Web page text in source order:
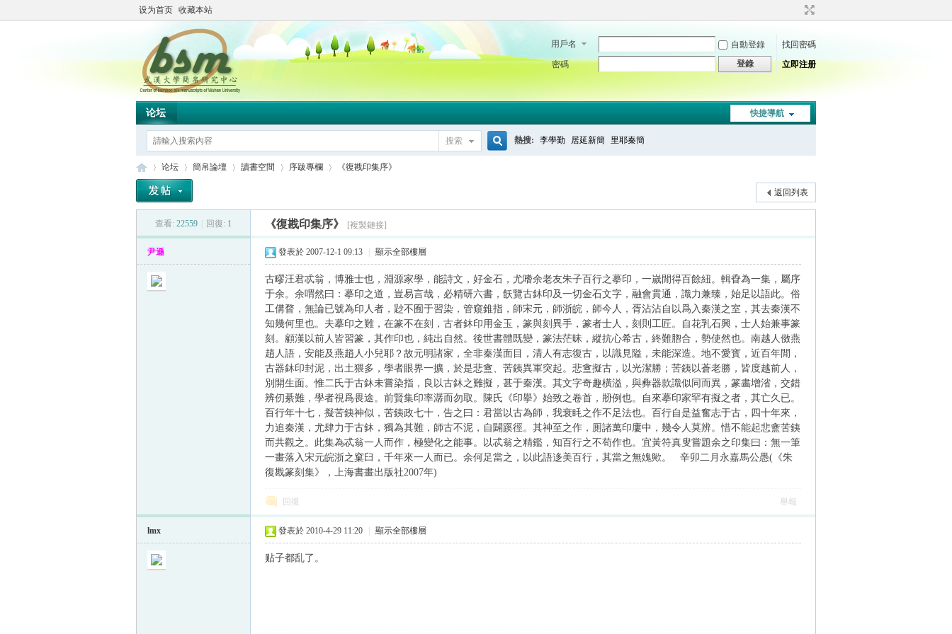
设为首页 收藏本站
用戶名 自動登錄
找回密碼
密碼
登錄 立即注册
快捷導航
论坛
搜索 熱搜: 李學勤 居延新簡 里耶秦簡
论坛
›
簡帛論壇
›
讀書空間
›
序跋專欄
›
《復戡印集序》
返回列表
查看: 22559 回復: 1 《復戡印集序》 [複製鏈接]
尹遜 發表於 2007-12-1 09:13 顯示全部樓層
古疁汪君忒翁，博雅士也，淵源家學，能詩文，好金石，尤嗜余老友朱子百行之摹印，一嵗閒得百餘紐。輯孴為一集，屬序
于余。余喟然曰：摹印之道，豈易言哉，必精研六書，飫覽古鈢印及一切金石文字，融會貫通，識力兼臻，始足以語此。俗
工傋瞀，無論已號為印人者，尟不囿于習染，管窺錐指，師宋元，師浙皖，師今人，胥沾沾自以爲入秦漢之室，其去秦漢不
知幾何里也。夫摹印之難，在篆不在刻，古者鈢印用金玉，篆與刻異手，篆者士人，刻則工匠。自花乳石興，士人始兼事篆
刻。顧漢以前人皆習篆，其作印也，純出自然。後世書體既變，篆法茫昧，縱抗心希古，終難脗合，勢使然也。南越人傚燕
趙人語，安能及燕趙人小兒耶？故元明諸家，全非秦漢面目，清人有志復古，以識見隘，未能深造。地不愛寳，近百年閒，
古器鈢印封泥，出土猥多，學者眼界一擴，於是悲盦、苦銕異軍突起。悲盦擬古，以光潔勝；苦銕以蒼老勝，皆度越前人，
別開生面。惟二氏于古鈢未嘗染指，良以古鈢之難擬，甚于秦漢。其文字奇趣橫溢，與彜器款識似同而異，篆畵增渻，交錯
辨仞綦難，學者視爲畏途。前賢集印率潺而勿取。陳氏《印擧》始致之卷首，刱例也。自來摹印家罕有擬之者，其亡久已。
百行年十七，擬苦銕神似，苦銕政七十，告之曰：君當以古為師，我衰眊之作不足法也。百行自是益奮志于古，四十年來，
力追秦漢，尤肆力于古鈢，獨為其難，師古不泥，自闢蹊徑。其神至之作，厠諸萬印廔中，幾令人莫辨。惜不能起悲盦苦銕
而共觀之。此集為忒翁一人而作，極變化之能事。以忒翁之精鑑，知百行之不苟作也。宜黃符真叟嘗題余之印集曰：無一筆
一畫落入宋元皖浙之窠臼，千年來一人而已。余何足當之，以此語迻美百行，其當之無媿歟。 辛卯二月永嘉馬公愚(《朱
復戡篆刻集》，上海書畫出版社2007年)
回復 舉報
lmx 發表於 2010-4-29 11:20 顯示全部樓層
贴子都乱了。